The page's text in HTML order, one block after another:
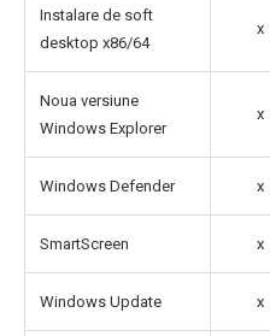
Instalare de soft
desktop x86/64
x
Noua versiune
Windows Explorer
x
Windows Defender x
SmartScreen x
Windows Update x